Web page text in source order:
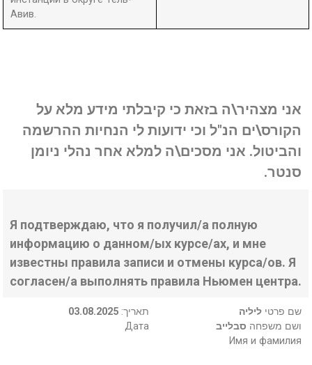
Авив.
אני מצהיר\ה בזאת כי קיבלתי מידע מלא על
הקורס\ים הנ"ל וכי ידועות לי הנחיות ההרשמה
והביטול. אני מסכים\ה למלא אחר נהלי ניומן
סנטר.
Я подтверждаю, что я получил/а полную
информацию о данном/ых курсе/ах, и мне
известны правила записи и отмены курса/ов. Я
согласен/а выполнять правила Ньюмен центра.
03.08.2025 :תאריך
Дата
שם פרטי ליליה
ושם משפחה סבלייב
Имя и фамилия